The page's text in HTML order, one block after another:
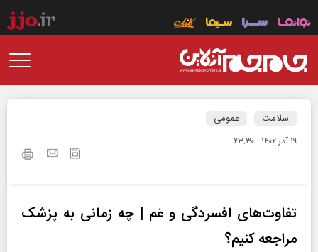
سلامت عمومی
۱۹ آذر ۱۴۰۲ - ۲۳:۳۰
تفاوت‌های افسردگی و غم | چه زمانی به پزشک
مراجعه کنیم؟